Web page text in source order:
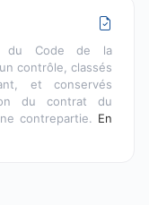
2 du Code de la
contrôle, classés
et conservés
du contrat du
contrepartie. En